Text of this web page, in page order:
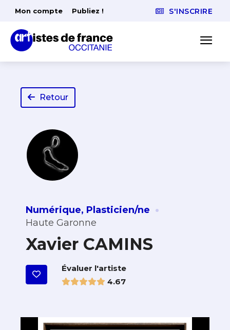
Mon compte Publiez ! S'INSCRIRE
Retour
Numérique, Plasticien/ne ·
Haute Garonne
Xavier CAMINS
Évaluer l'artiste
4.67